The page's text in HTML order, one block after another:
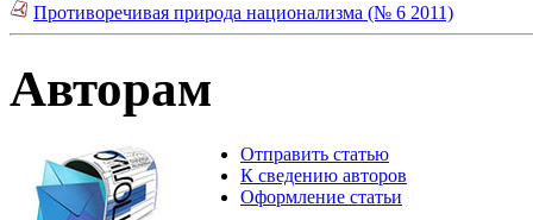
Противоречивая природа национализма (№ 6 2011)
Авторам
Отправить статью
К сведению авторов
Оформление статьи